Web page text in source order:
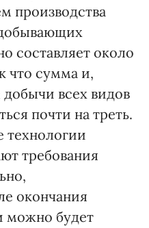
производства
составляет около
что сумма и,
всех видов
почти на треть.
технологии
требования
окончания
можно будет